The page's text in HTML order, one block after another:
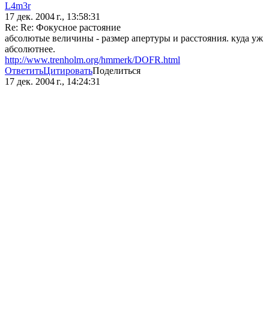
L4m3r
17 дек. 2004 г., 13:58:31
Re: Re: Фокусное растояние
абсолютые величины - размер апертуры и расстояния. куда уж
абсолютнее.
http://www.trenholm.org/hmmerk/DOFR.html
ОтветитьЦитироватьПоделиться
17 дек. 2004 г., 14:24:31